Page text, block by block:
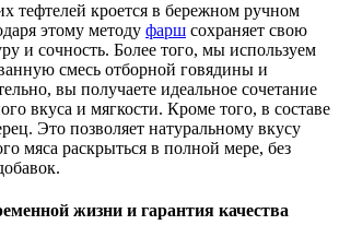
тефтелей кроется в бережном ручном
этому методу фарш сохраняет свою
и сочность. Более того, мы используем
смесь отборной говядины и
вы получаете идеальное сочетание
вкуса и мягкости. Кроме того, в составе
Это позволяет натуральному вкусу
мяса раскрыться в полной мере, без
жизни и гарантия качества